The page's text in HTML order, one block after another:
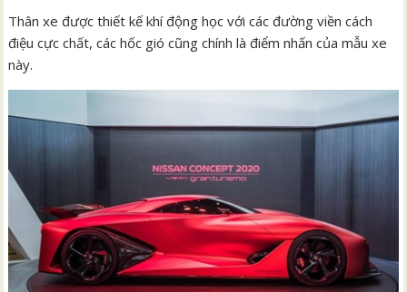
Thân xe được thiết kế khí động học với các đường viền cách
điệu cực chất, các hốc gió cũng chính là điểm nhấn của mẫu xe
này.